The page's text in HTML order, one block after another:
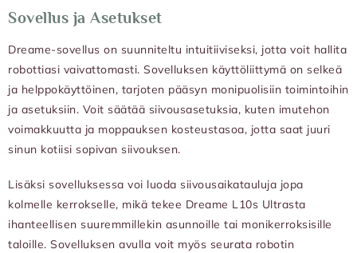
Sovellus ja Asetukset
Dreame-sovellus on suunniteltu intuitiiviseksi, jotta voit hallita
robottiasi vaivattomasti. Sovelluksen käyttöliittymä on selkeä
ja helppokäyttöinen, tarjoten pääsyn monipuolisiin toimintoihin
ja asetuksiin. Voit säätää siivousasetuksia, kuten imutehon
voimakkuutta ja moppauksen kosteustasoa, jotta saat juuri
sinun kotiisi sopivan siivouksen.
Lisäksi sovelluksessa voi luoda siivousaikatauluja jopa
kolmelle kerrokselle, mikä tekee Dreame L10s Ultrasta
ihanteellisen suuremmillekin asunnoille tai monikerroksisille
taloille. Sovelluksen avulla voit myös seurata robotin